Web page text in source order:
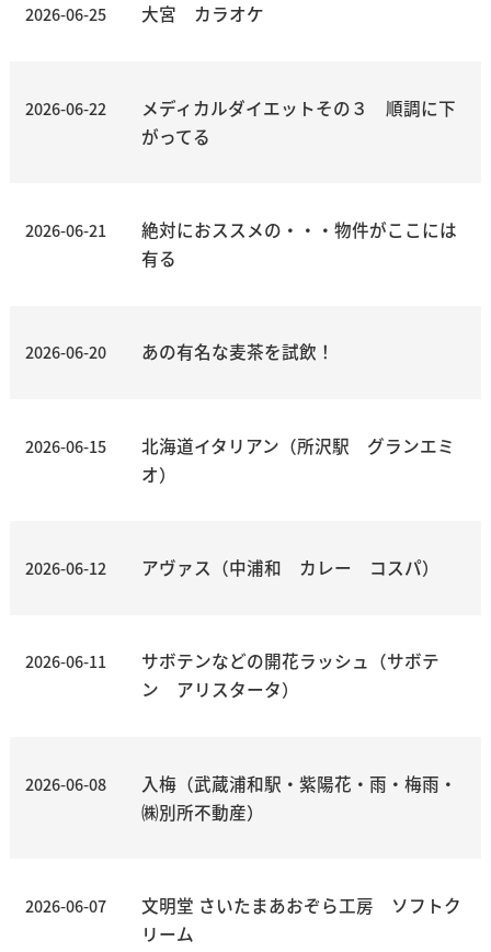
2026-06-25 大宮 カラオケ
2026-06-22
メディカルダイエットその３ 順調に下
がってる
2026-06-21
絶対におススメの・・・物件がここには
有る
2026-06-20 あの有名な麦茶を試飲！
2026-06-15
北海道イタリアン（所沢駅 グランエミ
オ）
2026-06-12 アヴァス（中浦和 カレー コスパ）
2026-06-11
サボテンなどの開花ラッシュ（サボテ
ン アリスタータ）
2026-06-08
入梅（武蔵浦和駅・紫陽花・雨・梅雨・
㈱別所不動産）
2026-06-07
文明堂 さいたまあおぞら工房 ソフトク
リーム